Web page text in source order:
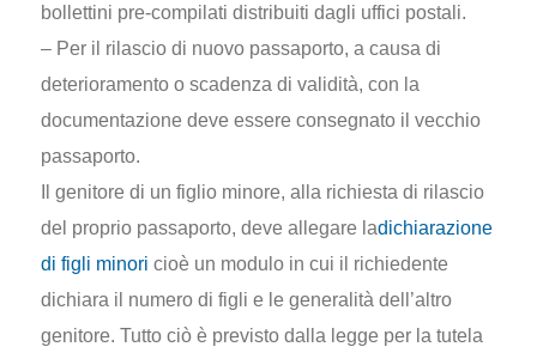
bollettini pre-compilati distribuiti dagli uffici postali.
– Per il rilascio di nuovo passaporto, a causa di
deterioramento o scadenza di validità, con la
documentazione deve essere consegnato il vecchio
passaporto.
Il genitore di un figlio minore, alla richiesta di rilascio
del proprio passaporto, deve allegare ladichiarazione
di figli minori cioè un modulo in cui il richiedente
dichiara il numero di figli e le generalità dell’altro
genitore. Tutto ciò è previsto dalla legge per la tutela